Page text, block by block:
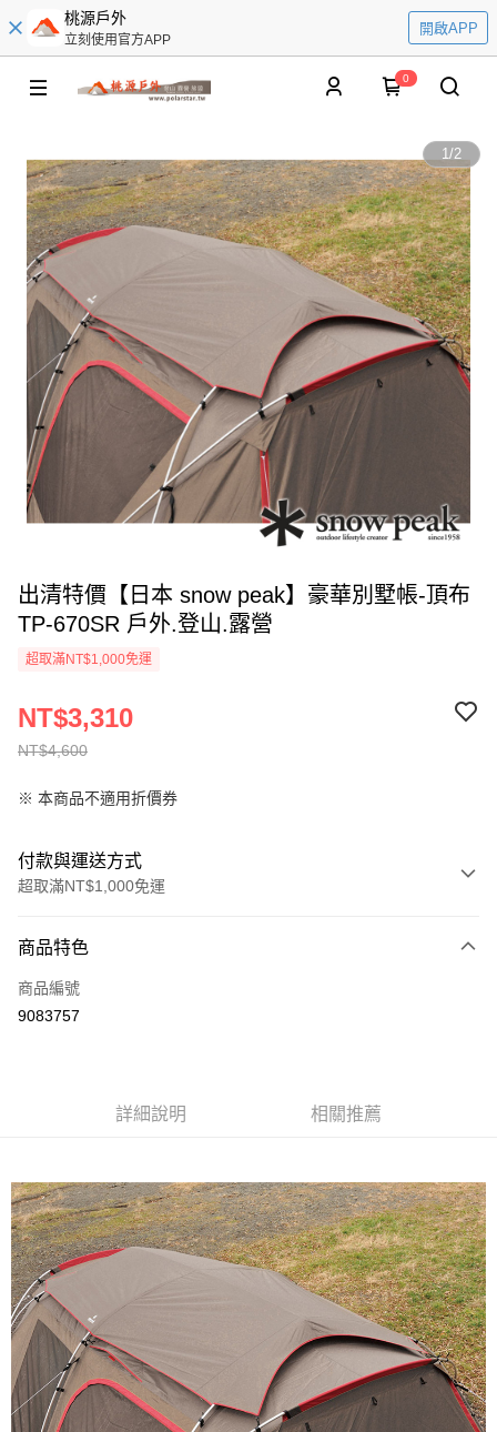
桃源戶外
立刻使用官方APP
開啟APP
0
1/2
出清特價【日本 snow peak】豪華別墅帳-頂布
TP-670SR 戶外.登山.露營
超取滿NT$1,000免運
NT$4,600
NT$3,310
※ 本商品不適用折價券
付款與運送方式
超取滿NT$1,000免運
信用卡一次付款
信用卡分期付款
上海商業儲蓄銀行
台北富邦商業銀行
匯豐（台灣）商業銀行
華泰商業銀行
聯邦商業銀行
遠東國際商業銀行
元大商業銀行
永豐商業銀行
玉山商業銀行
星展（台灣）商業銀行
台新國際商業銀行
中國信託商業銀行
台灣樂天信用卡公司
合作金庫商業銀行
第一商業銀行
臺灣中小企業銀行
台中商業銀行
匯豐（台灣）商業銀行
華泰商業銀行
聯邦商業銀行
遠東國際商業銀行
元大商業銀行
永豐商業銀行
玉山商業銀行
星展（台灣）商業銀行
台新國際商業銀行
中國信託商業銀行
台灣樂天信用卡公司
Apple Pay
街口支付
悠遊付
全盈+PAY
AFTEE先享後付
相關說明
【關於「AFTEE先享後付」】
商品特色
商品編號
9083757
詳細說明 相關推薦